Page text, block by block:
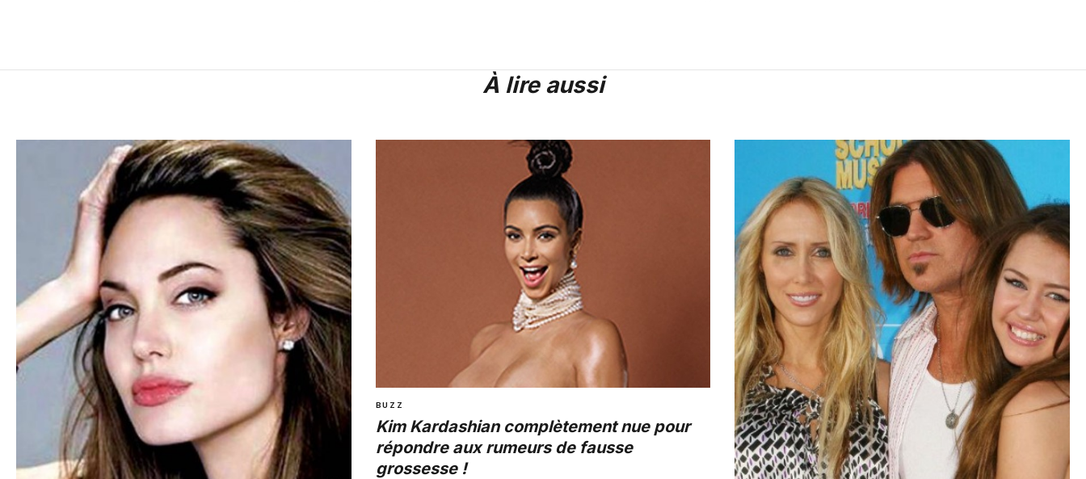
À lire aussi
BUZZ
Kim Kardashian complètement nue pour
répondre aux rumeurs de fausse
grossesse !